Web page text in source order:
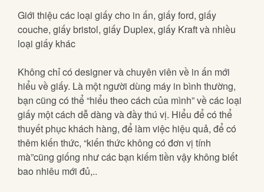
Giới thiệu các loại giấy cho in ấn, giấy ford, giấy
couche, giấy bristol, giấy Duplex, giấy Kraft và nhiều
loại giấy khác
Không chỉ có designer và chuyên viên về in ấn mới
hiểu về giấy. Là một người dùng máy in bình thường,
bạn cũng có thể “hiểu theo cách của mình” về các loại
giấy một cách dễ dàng và đầy thú vị. Hiểu để có thể
thuyết phục khách hàng, để làm việc hiệu quả, để có
thêm kiến thức, “kiến thức không có đơn vị tính
mà”cũng giống như các bạn kiếm tiền vậy không biết
bao nhiêu mới đủ,..